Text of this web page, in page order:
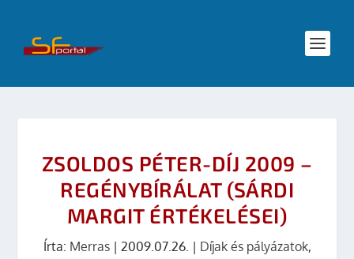
ZSOLDOS PÉTER-DÍJ 2009 –
REGÉNYBÍRÁLAT (SÁRDI
MARGIT ÉRTÉKELÉSEI)
Írta: Merras| 2009.07.26. | Díjak és pályázatok,